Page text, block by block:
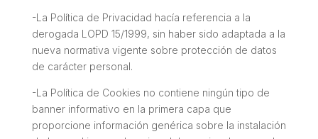
-La Política de Privacidad hacía referencia a la
derogada LOPD 15/1999, sin haber sido adaptada a la
nueva normativa vigente sobre protección de datos
de carácter personal.
-La Política de Cookies no contiene ningún tipo de
banner informativo en la primera capa que
proporcione información genérica sobre la instalación